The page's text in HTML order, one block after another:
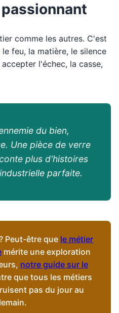
comme les autres. C'est
feu, la matière, le silence
l'échec, la casse,
du bien,
Une pièce de verre
plus d'histoires
parfaite.
Peut-être que le métier
mérite une exploration
notre guide sur le
que tous les métiers
pas du jour au